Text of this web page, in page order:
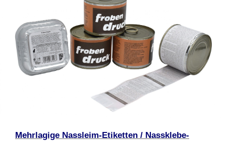
Mehrlagige Nassleim-Etiketten / Nassklebe-